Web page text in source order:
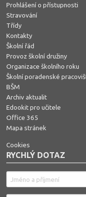
Prohlášení o přístupnosti
Stravování
Třídy
Kontakty
Školní řád
Provoz školní družiny
Organizace školního roku
Školní poradenské
BŠM
Archiv aktualit
Edookit pro učitele
Office 365
Mapa stránek
Cookies
RYCHLÝ DOTAZ